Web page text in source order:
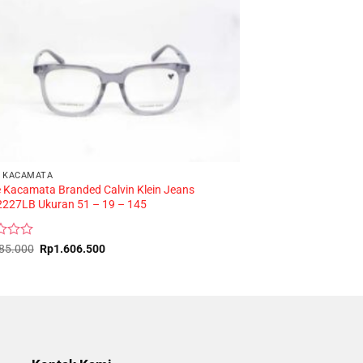
KACAMATA
Kacamata Branded Calvin Klein Jeans
Ukuran 51 – 19 – 145
Original
price
Rp1.606.500Current